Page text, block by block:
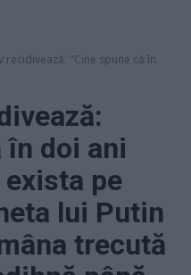
recidivează: "Cine spune că în
în doi ani
pe
lui Putin
trecută